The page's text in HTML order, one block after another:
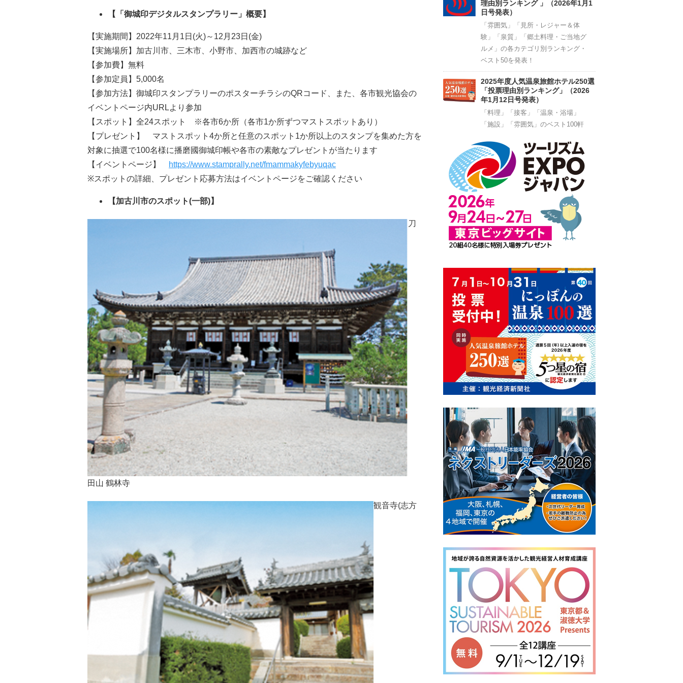
【 「御城印デジタルスタンプラリー」概要】
【実施期間】2022年11月1日(火)～12月23日(金)
【実施場所】加古川市、三木市、小野市、加西市の城跡など
【参加費】無料
【参加定員】5,000名
【参加方法】御城印スタンプラリーのポスターチラシのQRコード、また、各市観光協会の
イベントページ内URLより参加
【スポット】全24スポット ※各市6か所（各市1か所ずつマストスポットあり）
【プレゼント】 マストスポット4か所と任意のスポット1か所以上のスタンプを集めた方を
対象に抽選で100名様に播磨國御城印帳や各市の素敵なプレゼントが当たります
【イベントページ】
https://www.stamprally.net/fmammakyfebyuqac
※スポットの詳細、プレゼント応募方法はイベントページをご確認ください
【加古川市のスポット(一部)】
刀
田山 鶴林寺
観音寺(志方
理由別ランキング 」（2026年1月1
日号発表）
「雰囲気」「見所・レジャー＆体
験」「泉質」「郷土料理・ご当地グ
ルメ」の各カテゴリ別ランキング・
ベスト50を発表！
2025年度人気温泉旅館ホテル250選
「投票理由別ランキング」（2026
年1月12日号発表）
「料理」「接客」「温泉・浴場」
「施設」「雰囲気」のベスト100軒